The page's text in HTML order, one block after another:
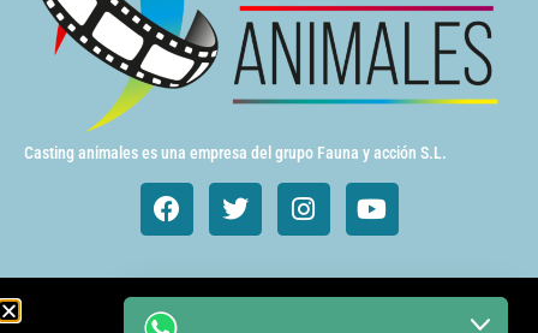
Casting animales es una empresa del grupo Fauna y acción S.L.
Animales de cine y TV